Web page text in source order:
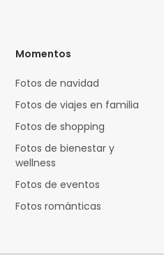
Momentos
Fotos de navidad
Fotos de viajes en familia
Fotos de shopping
Fotos de bienestar y
wellness
Fotos de eventos
Fotos románticas